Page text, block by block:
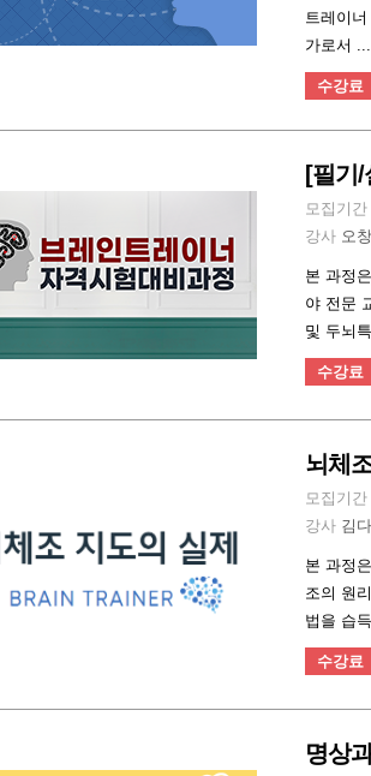
트레이
가로서 ...
수강료
[필기/
모집기간
강사 오
본 과정
야 전문
및 두뇌
수강료
뇌체
모집기간
강사 김
본 과정
조의 원
법을 습
수강료
명상